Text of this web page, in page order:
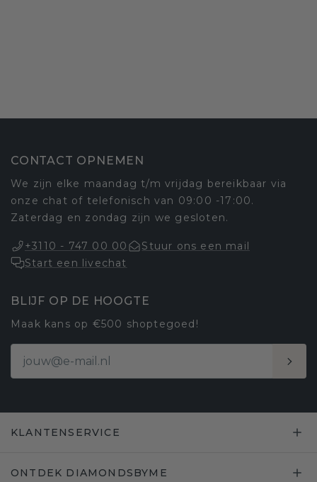
CONTACT OPNEMEN
We zijn elke maandag t/m vrijdag bereikbaar via
onze chat of telefonisch van 09:00 -17:00.
Zaterdag en zondag zijn we gesloten.
+3110 - 747 00 00
Stuur ons een mail
Start een livechat
BLIJF OP DE HOOGTE
Maak kans op €500 shoptegoed!
KLANTENSERVICE
ONTDEK DIAMONDSBYME